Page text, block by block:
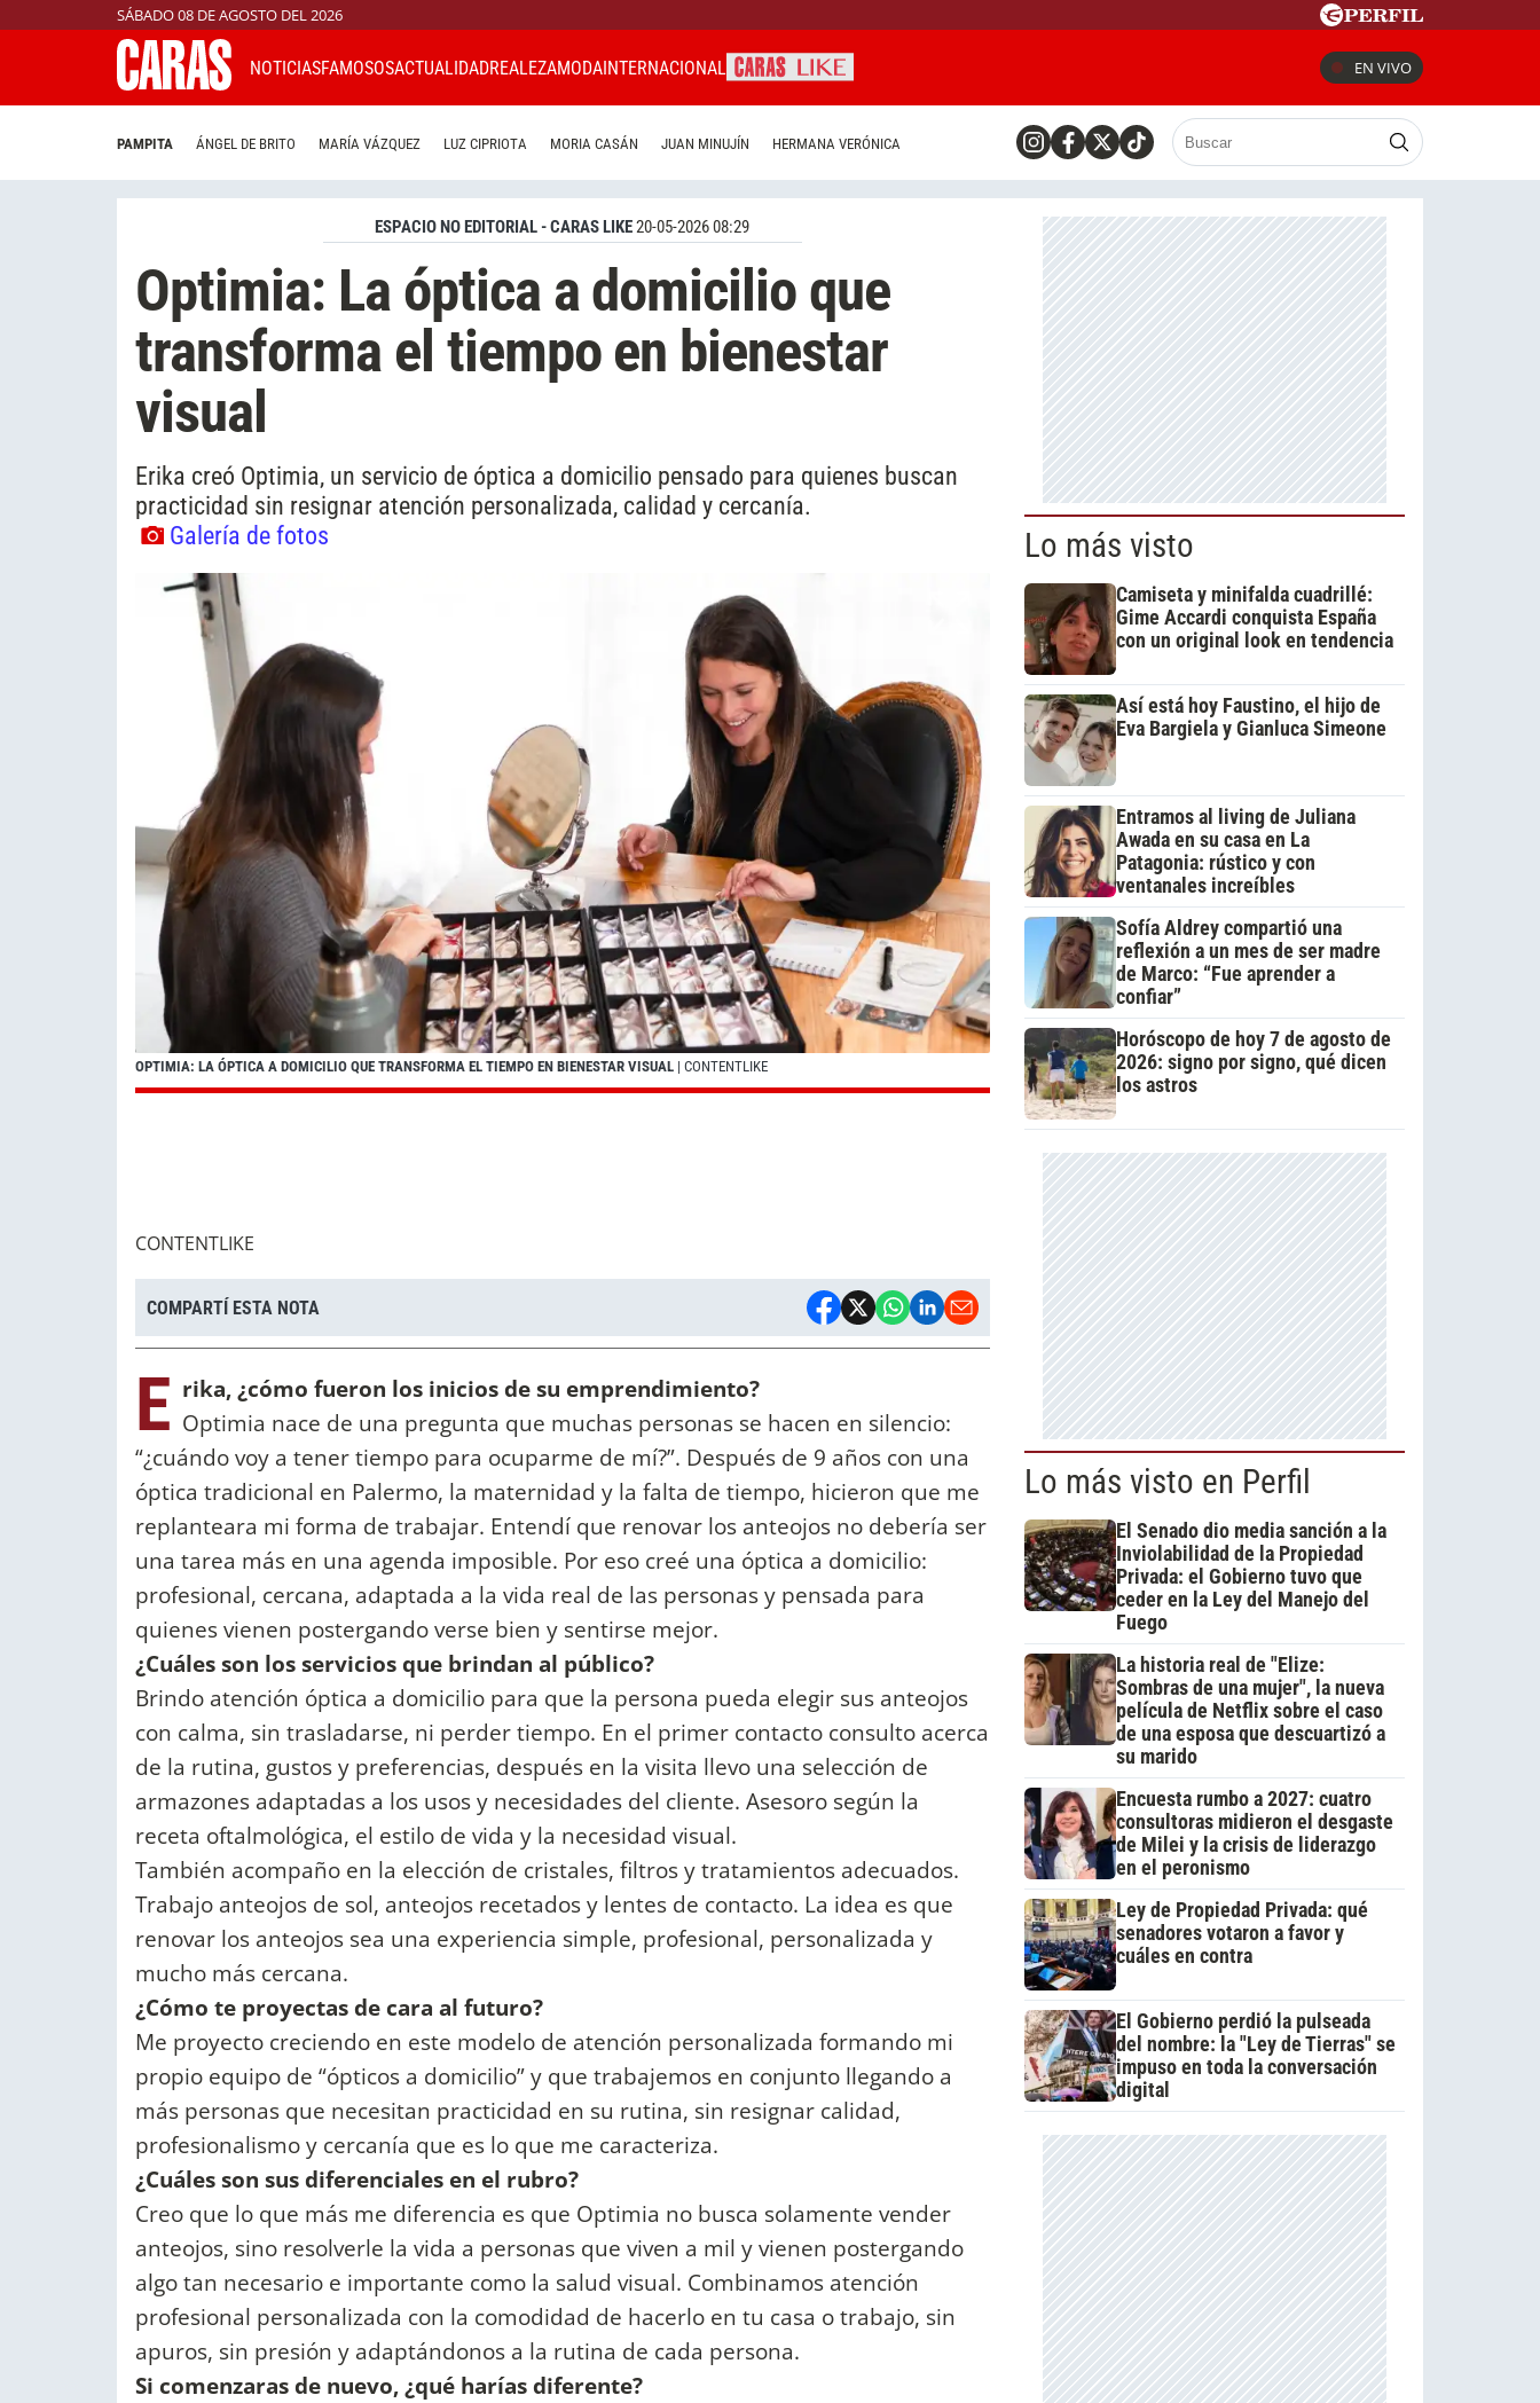
SÁBADO 08 DE AGOSTO DEL 2026
NOTICIASFAMOSOSACTUALIDADREALEZAMODAINTERNACIONAL EN VIVO
PAMPITA ÁNGEL DE BRITO MARÍA VÁZQUEZ LUZ CIPRIOTA MORIA CASÁN JUAN MINUJÍN HERMANA VERÓNICA
ESPACIO NO EDITORIAL - CARAS LIKE20-05-2026 08:29
Optimia: La óptica a domicilio que
transforma el tiempo en bienestar
visual
Erika creó Optimia, un servicio de óptica a domicilio pensado para quienes buscan
practicidad sin resignar atención personalizada, calidad y cercanía.
Galería de fotos
OPTIMIA: LA ÓPTICA A DOMICILIO QUE TRANSFORMA EL TIEMPO EN BIENESTAR VISUAL | CONTENTLIKE
CONTENTLIKE
COMPARTÍ ESTA NOTA
E rika, ¿cómo fueron los inicios de su emprendimiento?
Optimia nace de una pregunta que muchas personas se hacen en silencio:
“¿cuándo voy a tener tiempo para ocuparme de mí?”. Después de 9 años con una
óptica tradicional en Palermo, la maternidad y la falta de tiempo, hicieron que me
replanteara mi forma de trabajar. Entendí que renovar los anteojos no debería ser
una tarea más en una agenda imposible. Por eso creé una óptica a domicilio:
profesional, cercana, adaptada a la vida real de las personas y pensada para
quienes vienen postergando verse bien y sentirse mejor.
¿Cuáles son los servicios que brindan al público?
Brindo atención óptica a domicilio para que la persona pueda elegir sus anteojos
con calma, sin trasladarse, ni perder tiempo. En el primer contacto consulto acerca
de la rutina, gustos y preferencias, después en la visita llevo una selección de
armazones adaptadas a los usos y necesidades del cliente. Asesoro según la
receta oftalmológica, el estilo de vida y la necesidad visual.
También acompaño en la elección de cristales, filtros y tratamientos adecuados.
Trabajo anteojos de sol, anteojos recetados y lentes de contacto. La idea es que
renovar los anteojos sea una experiencia simple, profesional, personalizada y
mucho más cercana.
¿Cómo te proyectas de cara al futuro?
Me proyecto creciendo en este modelo de atención personalizada formando mi
propio equipo de “ópticos a domicilio” y que trabajemos en conjunto llegando a
más personas que necesitan practicidad en su rutina, sin resignar calidad,
profesionalismo y cercanía que es lo que me caracteriza.
¿Cuáles son sus diferenciales en el rubro?
Creo que lo que más me diferencia es que Optimia no busca solamente vender
anteojos, sino resolverle la vida a personas que viven a mil y vienen postergando
algo tan necesario e importante como la salud visual. Combinamos atención
profesional personalizada con la comodidad de hacerlo en tu casa o trabajo, sin
apuros, sin presión y adaptándonos a la rutina de cada persona.
Si comenzaras de nuevo, ¿qué harías diferente?
Lo más visto
Camiseta y minifalda cuadrillé:
Gime Accardi conquista España
con un original look en tendencia
Así está hoy Faustino, el hijo de
Eva Bargiela y Gianluca Simeone
Entramos al living de Juliana
Awada en su casa en La
Patagonia: rústico y con
ventanales increíbles
Sofía Aldrey compartió una
reflexión a un mes de ser madre
de Marco: “Fue aprender a
confiar”
Horóscopo de hoy 7 de agosto de
2026: signo por signo, qué dicen
los astros
Lo más visto en Perfil
El Senado dio media sanción a la
Inviolabilidad de la Propiedad
Privada: el Gobierno tuvo que
ceder en la Ley del Manejo del
Fuego
La historia real de "Elize:
Sombras de una mujer", la nueva
película de Netflix sobre el caso
de una esposa que descuartizó a
su marido
Encuesta rumbo a 2027: cuatro
consultoras midieron el desgaste
de Milei y la crisis de liderazgo
en el peronismo
Ley de Propiedad Privada: qué
senadores votaron a favor y
cuáles en contra
El Gobierno perdió la pulseada
del nombre: la "Ley de Tierras" se
impuso en toda la conversación
digital